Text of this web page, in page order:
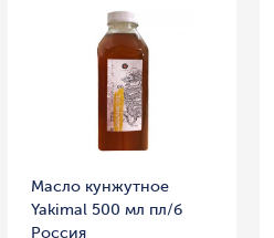
Масло кунжутное
Yakimal 500 мл пл/б
Россия